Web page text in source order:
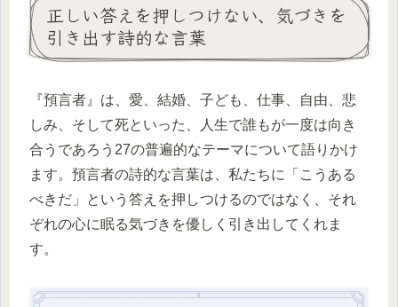
正しい答えを押しつけない、気づきを
引き出す詩的な言葉
『預言者』は、愛、結婚、子ども、仕事、自由、悲
しみ、そして死といった、人生で誰もが一度は向き
合うであろう27の普遍的なテーマについて語りかけ
ます。預言者の詩的な言葉は、私たちに「こうある
べきだ」という答えを押しつけるのではなく、それ
ぞれの心に眠る気づきを優しく引き出してくれま
す。